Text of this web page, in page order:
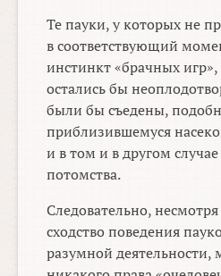
Те пауки, у которых не
в соответствующий
инстинкт «брачных
остались бы
были бы съедены,
приблизившемуся
и в том и в другом
потомства.
Следовательно,
сходство поведения
разумной